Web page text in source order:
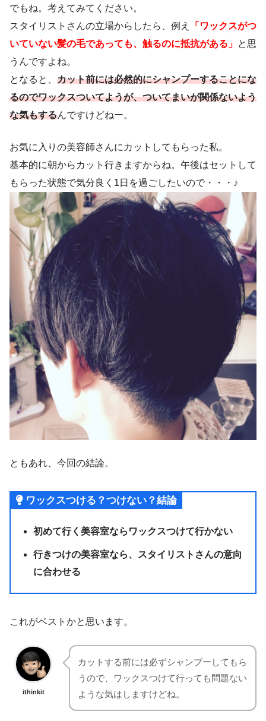
でもね。考えてみてください。
スタイリストさんの立場からしたら、例え
「ワックスがつ
いていない髪の毛であっても、触るのに抵抗がある」 と思
うんですよね。
となると、 カット前には必然的にシャンプーすることにな
るのでワックスついてようが、ついてまいが関係ないよう
な気もするんですけどねー。
お気に入りの美容師さんにカットしてもらった私。
基本的に朝からカット行きますからね。午後はセットして
もらった状態で気分良く1日を過ごしたいので・・・♪
ともあれ、今回の結論。
ワックスつける？つけない？結論
初めて行く美容室ならワックスつけて行かない
行きつけの美容室なら、スタイリストさんの意向
に合わせる
これがベストかと思います。
ithinkit
カットする前には必ずシャンプーしてもら
うので、ワックスつけて行っても問題ない
ような気はしますけどね。